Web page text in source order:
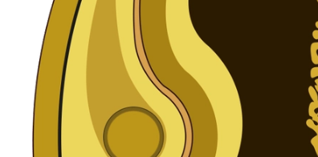
Подарки банковскому работнику
Подарки брокеру
Подарки директору/руководителю